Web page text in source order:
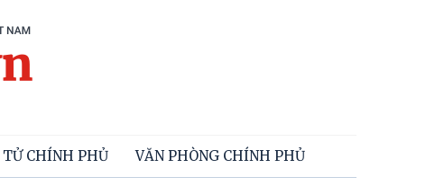
CHÍNH PHỦ VĂN PHÒNG CHÍNH PHỦ